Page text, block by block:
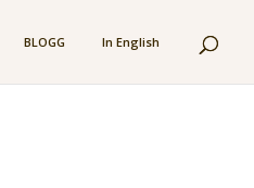
BLOGG In English